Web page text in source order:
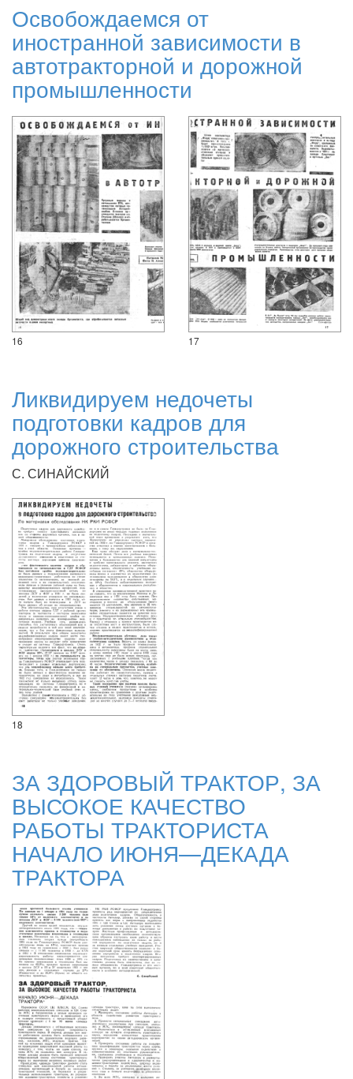
Освобождаемся от
иностранной зависимости в
автотракторной и дорожной
промышленности
16 17
Ликвидируем недочеты
подготовки кадров для
дорожного строительства
С. СИНАЙСКИЙ
18
ЗА ЗДОРОВЫЙ ТРАКТОР, ЗА
ВЫСОКОЕ КАЧЕСТВО
РАБОТЫ ТРАКТОРИСТА
НАЧАЛО ИЮНЯ—ДЕКАДА
ТРАКТОРА